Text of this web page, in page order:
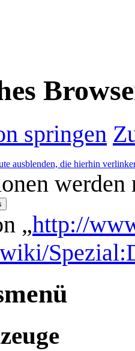
springen
ausblenden, die hierhin
werden
„http://